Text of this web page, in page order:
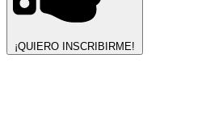
¡QUIERO INSCRIBIRME!